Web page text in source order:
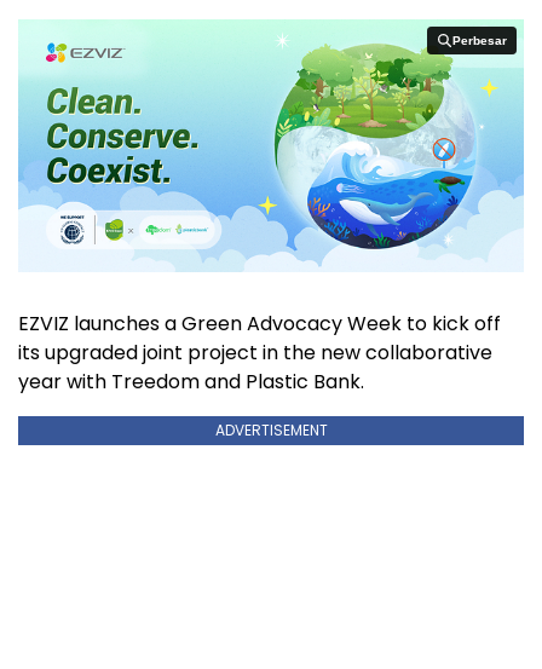
Perbesar
Perbesar
EZVIZ launches a Green Advocacy Week to kick off
its upgraded joint project in the new collaborative
year with Treedom and Plastic Bank.
ADVERTISEMENT